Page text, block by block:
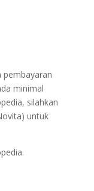
pembayaran
minimal
silahkan
untuk